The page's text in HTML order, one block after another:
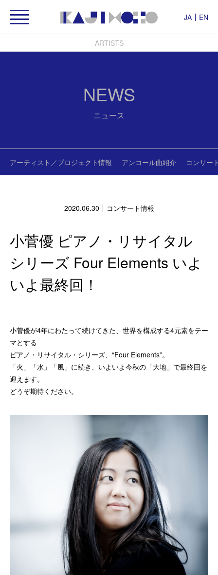
JA EN
ARTISTS
NEWS
ニュース
アーティスト／プロジェクト情報 アンコール曲紹介 コンサー
2020.06.30 コンサート情報
小菅優 ピアノ・リサイタル
シリーズ Four Elements いよ
いよ最終回！
小菅優が4年にわたって続けてきた、世界を構成する4元素をテー
マとする
ピアノ・リサイタル・シリーズ、“Four Elements”。
「火」「水」「風」に続き、いよいよ今秋の「大地」で最終回を
迎えます。
どうぞ期待ください。